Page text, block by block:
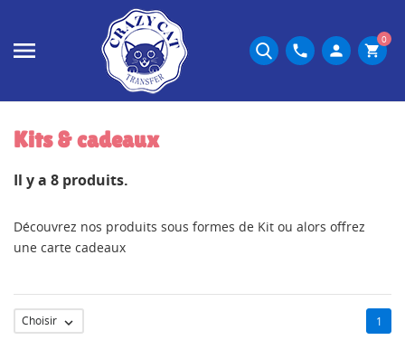
phone person shopping_cart
0
Kits & cadeaux
Il y a 8 produits.
Découvrez nos produits sous formes de Kit ou alors offrez
une carte cadeaux
Choisir  1